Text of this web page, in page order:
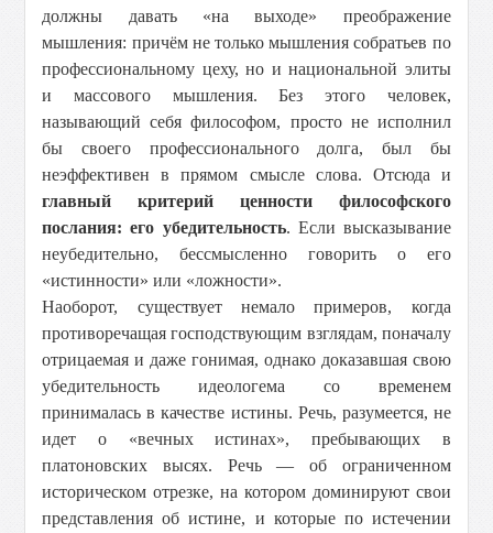
должны давать «на выходе» преображение
мышления: причём не только мышления собратьев по
профессиональному цеху, но и национальной элиты
и массового мышления. Без этого человек,
называющий себя философом, просто не исполнил
бы своего профессионального долга, был бы
неэффективен в прямом смысле слова. Отсюда и
главный критерий ценности философского
послания: его убедительность. Если высказывание
неубедительно, бессмысленно говорить о его
«истинности» или «ложности».
Наоборот, существует немало примеров, когда
противоречащая господствующим взглядам, поначалу
отрицаемая и даже гонимая, однако доказавшая свою
убедительность идеологема со временем
принималась в качестве истины. Речь, разумеется, не
идет о «вечных истинах», пребывающих в
платоновских высях. Речь — об ограниченном
историческом отрезке, на котором доминируют свои
представления об истине, и которые по истечении